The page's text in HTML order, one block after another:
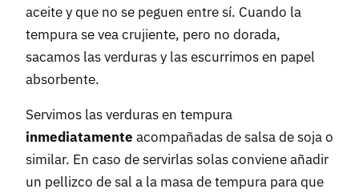
aceite y que no se peguen entre sí. Cuando la
tempura se vea crujiente, pero no dorada,
sacamos las verduras y las escurrimos en papel
absorbente.
Servimos las verduras en tempura
inmediatamente acompañadas de salsa de soja o
similar. En caso de servirlas solas conviene añadir
un pellizco de sal a la masa de tempura para que